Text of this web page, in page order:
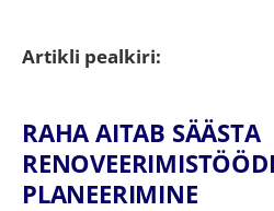
Artikli pealkiri:
RAHA AITAB SÄÄSTA
PLANEERIMINE